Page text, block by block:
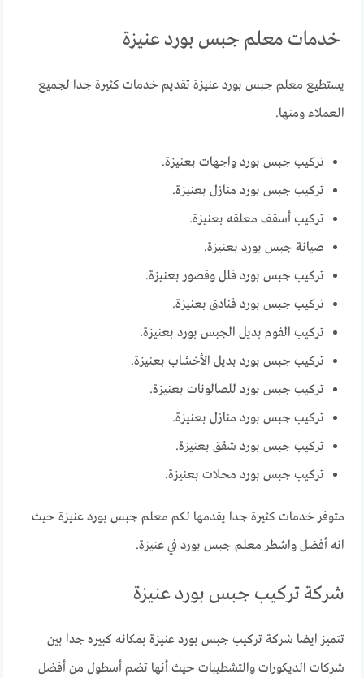
خدمات معلم جبس بورد عنيزة
يستطيع معلم جبس بورد عنيزة تقديم خدمات كثيرة جدا لجميع
العملاء ومنها.
تركيب جبس بورد واجهات بعنيزة.
تركيب جبس بورد منازل بعنيزة.
تركيب أسقف معلقه بعنيزة.
صيانة جبس بورد بعنيزة.
تركيب جبس بورد فلل وقصور بعنيزة.
تركيب جبس بورد فنادق بعنيزة.
تركيب الفوم بديل الجبس بورد بعنيزة.
تركيب جبس بورد بديل الأخشاب بعنيزة.
تركيب جبس بورد للصالونات بعنيزة.
تركيب جبس بورد منازل بعنيزة.
تركيب جبس بورد شقق بعنيزة.
تركيب جبس بورد محلات بعنيزة.
متوفر خدمات كثيرة جدا يقدمها لكم معلم جبس بورد عنيزة حيث
انه أفضل واشطر معلم جبس بورد في عنيزة.
شركة تركيب جبس بورد عنيزة
تتميز ايضا شركة تركيب جبس بورد عنيزة بمكانه كبيره جدا بين
شركات الديكورات والتشطيبات حيث أنها تضم أسطول من أفضل